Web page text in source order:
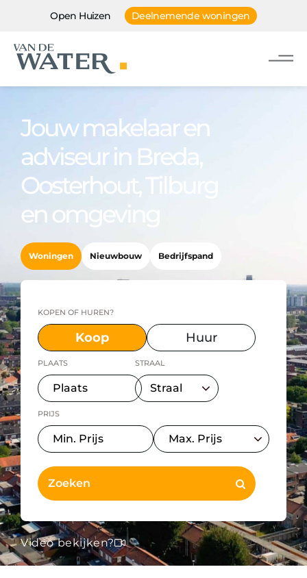
Open Huizen Deelnemende woningen
Jouw makelaar en
adviseur in Breda,
Oosterhout, Tilburg
en omgeving
Woningen Nieuwbouw Bedrijfspand
KOPEN OF HUREN?
Koop Huur
PLAATS STRAAL
PRIJS
Video bekijken?